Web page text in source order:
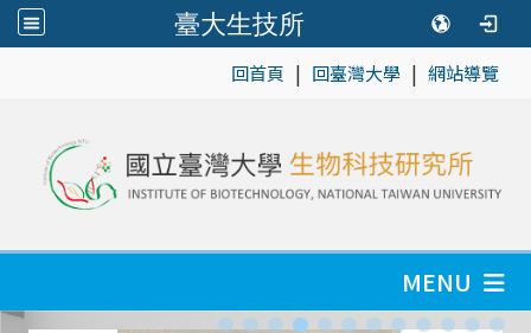
臺大生技所
回首頁 | 回臺灣大學 | 網站導覽
MENU